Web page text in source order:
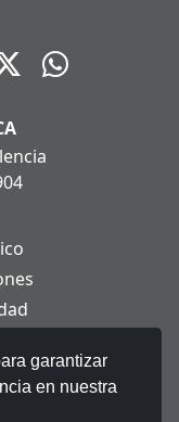
garantizar
en nuestra
Personales